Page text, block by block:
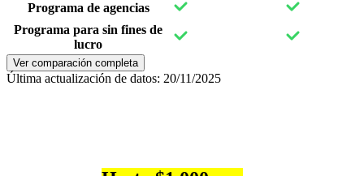
Programa de agencias
Programa para sin fines de
lucro
Ver comparación completa
Última actualización de datos: 20/11/2025